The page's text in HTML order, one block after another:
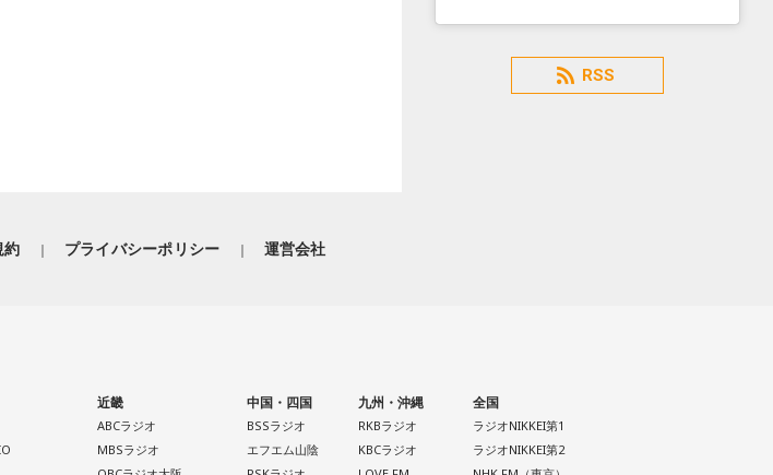
RSS
約 プライバシーポリシー 運営会社
近畿
ABCラジオ
MBSラジオ
中国・四国
BSSラジオ
エフエム山陰
九州・沖縄
RKBラジオ
KBCラジオ
全国
ラジオNIKKEI第1
ラジオNIKKEI第2